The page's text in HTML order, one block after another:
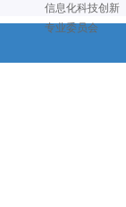
信息化科技创新
专业委员会